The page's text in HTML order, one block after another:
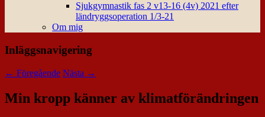
Sjukgymnastik fas 2 v13-16 (4v) 2021 efter
ländryggsoperation 1/3-21
Om mig
Inläggsnavigering
← Föregående Nästa →
Min kropp känner av klimatförändringen